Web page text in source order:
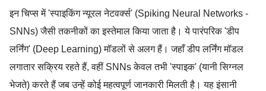
इन चिप्स में 'स्पाइकिंग न्यूरल नेटवर्क्स' (Spiking Neural Networks -
SNNs) जैसी तकनीकों का इस्तेमाल किया जाता है। ये पारंपरिक 'डीप
लर्निंग' (Deep Learning) मॉडलों से अलग हैं। जहाँ डीप लर्निंग मॉडल
लगातार सक्रिय रहते हैं, वहीं SNNs केवल तभी 'स्पाइक' (यानी सिग्नल
भेजते) करते हैं जब उन्हें कोई महत्वपूर्ण जानकारी मिलती है। यह इंसानी